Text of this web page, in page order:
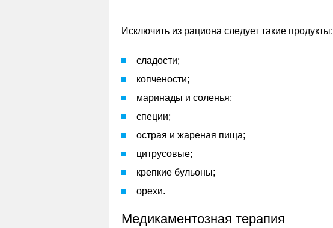
Исключить из рациона следует такие продукты:
сладости;
копчености;
маринады и соленья;
специи;
острая и жареная пища;
цитрусовые;
крепкие бульоны;
орехи.
Медикаментозная терапия